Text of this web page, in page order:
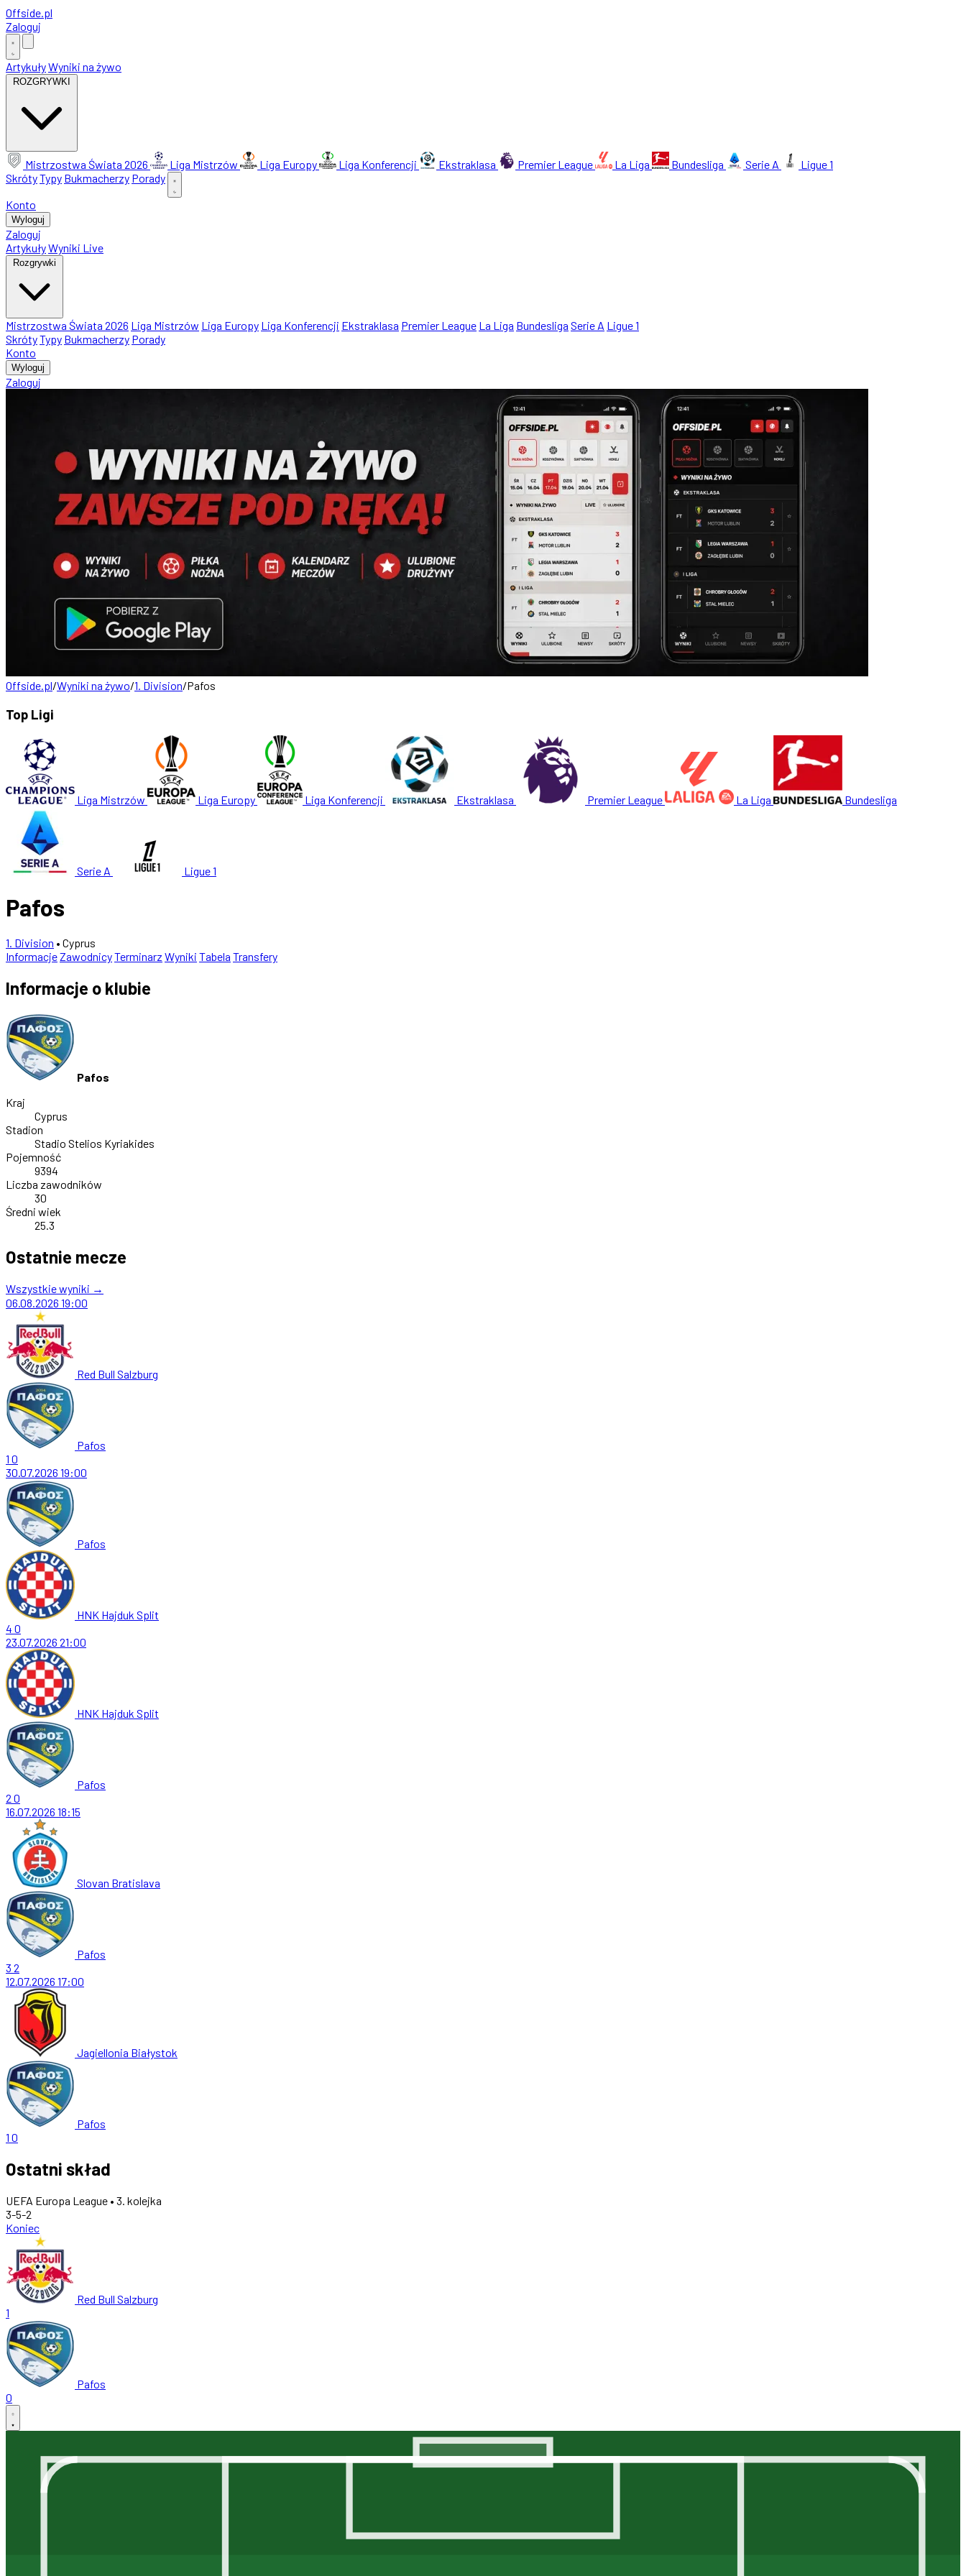
Offside.pl
Zaloguj
ArtykułyWyniki na żywo
ROZGRYWKI
Mistrzostwa Świata 2026 Liga Mistrzów Liga Europy Liga Konferencji Ekstraklasa Premier League La Liga Bundesliga Serie A
Ligue 1
SkrótyTypy Bukmacherzy Porady
Konto
Wyloguj
Zaloguj
ArtykułyWyniki Live
Rozgrywki
Mistrzostwa Świata 2026 Liga Mistrzów Liga Europy Liga Konferencji Ekstraklasa Premier League La Liga Bundesliga Serie A Ligue 1
SkrótyTypy Bukmacherzy Porady
Konto
Wyloguj
Zaloguj
Offside.pl/Wyniki na żywo/1. Division/Pafos
Top Ligi
Liga Mistrzów Liga Europy Liga Konferencji Ekstraklasa Premier League La Liga Bundesliga
Serie A Ligue 1
Pafos
1. Division • Cyprus
InformacjeZawodnicyTerminarz Wyniki Tabela Transfery
Informacje o klubie
Pafos
Kraj
Cyprus
Stadion
Stadio Stelios Kyriakides
Pojemność
9394
Liczba zawodników
30
Średni wiek
25.3
Ostatnie mecze
Wszystkie wyniki →
06.08.2026 19:00
Red Bull Salzburg
Pafos
1 0
30.07.2026 19:00
Pafos
HNK Hajduk Split
4 0
23.07.2026 21:00
HNK Hajduk Split
Pafos
2 0
16.07.2026 18:15
Slovan Bratislava
Pafos
3 2
12.07.2026 17:00
Jagiellonia Białystok
Pafos
1 0
Ostatni skład
UEFA Europa League • 3. kolejka
3-5-2
Koniec
Red Bull Salzburg
1
Pafos
0